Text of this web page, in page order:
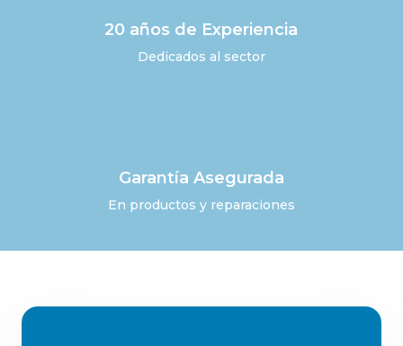
20 años de Experiencia
Dedicados al sector
Garantía Asegurada
En productos y reparaciones